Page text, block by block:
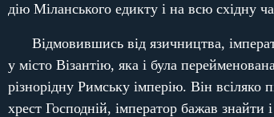
дію Міланського едикту і на всю східну
Відмовившись від язичництва,
у місто Візантію, яка і була
різнорідну Римську імперію. Він
хрест Господній, імператор бажав